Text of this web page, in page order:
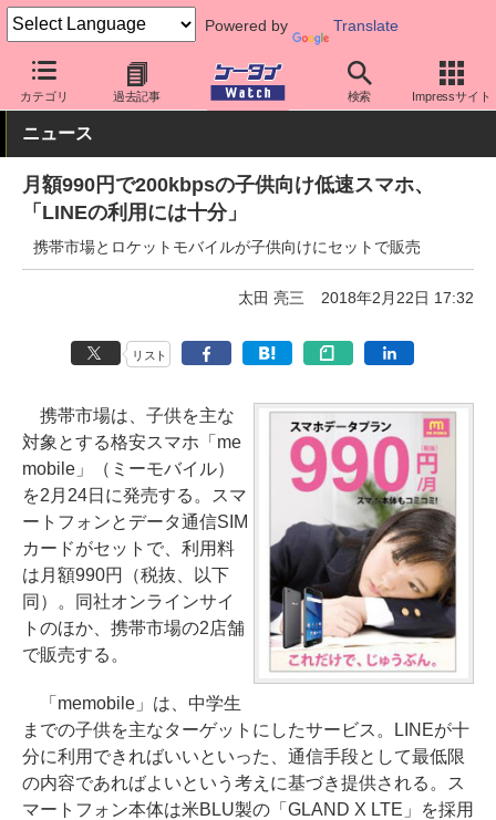
Powered by Translate
カテゴリ 過去記事 検索 Impressサイト
ケータイ Watch 格安スマホ/格安SIM 格安SIM/MVNO 料金プ
ニュース
月額990円で200kbpsの子供向け低速スマホ、
「LINEの利用には十分」
携帯市場とロケットモバイルが子供向けにセットで販売
太田 亮三 2018年2月22日 17:32
リスト
携帯市場は、子供を主な
対象とする格安スマホ「me
mobile」（ミーモバイル）
を2月24日に発売する。スマ
ートフォンとデータ通信SIM
カードがセットで、利用料
は月額990円（税抜、以下
同）。同社オンラインサイ
トのほか、携帯市場の2店舗
で販売する。
「memobile」は、中学生
までの子供を主なターゲットにしたサービス。LINEが十
分に利用できればいいといった、通信手段として最低限
の内容であればよいという考えに基づき提供される。ス
マートフォン本体は米BLU製の「GLAND X LTE」を採用